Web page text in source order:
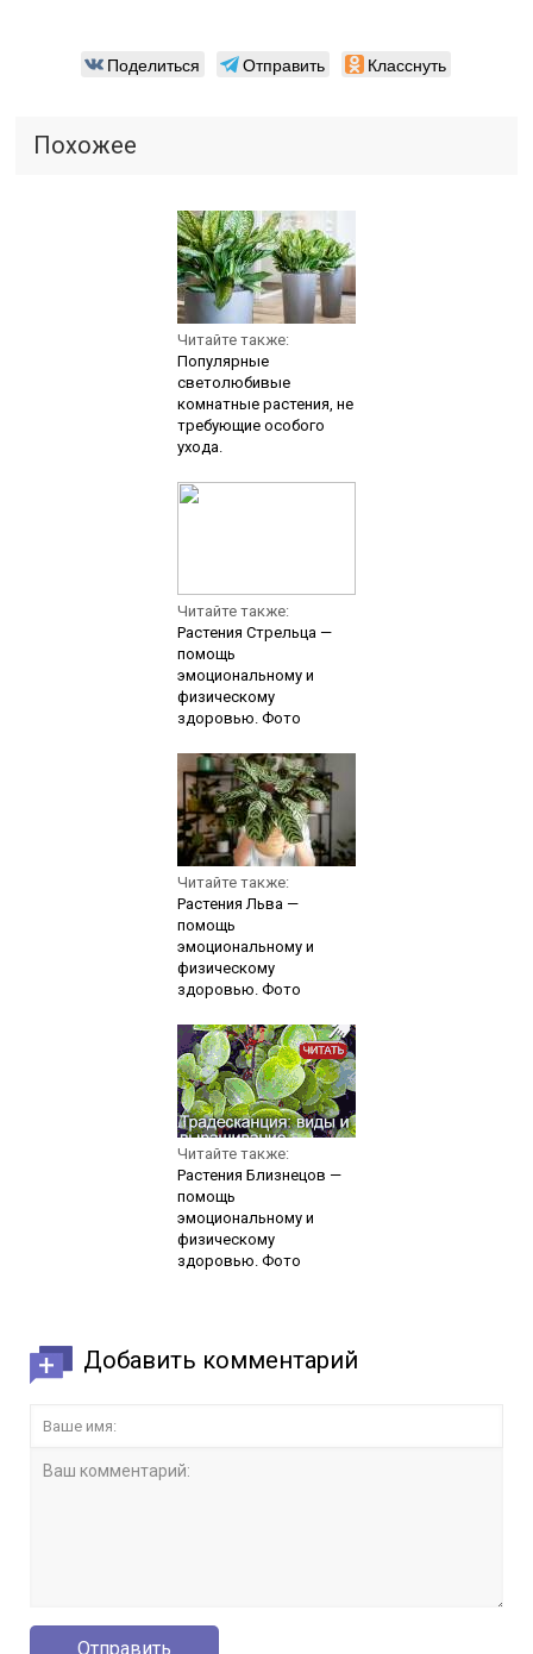
Поделиться Отправить Класснуть
Похожее
Читайте также:
Популярные
светолюбивые
комнатные растения, не
требующие особого
ухода.
Читайте также:
Растения Стрельца —
помощь
эмоциональному и
физическому
здоровью. Фото
Читайте также:
Растения Льва —
помощь
эмоциональному и
физическому
здоровью. Фото
Читайте также:
Растения Близнецов —
помощь
эмоциональному и
физическому
здоровью. Фото
Добавить комментарий